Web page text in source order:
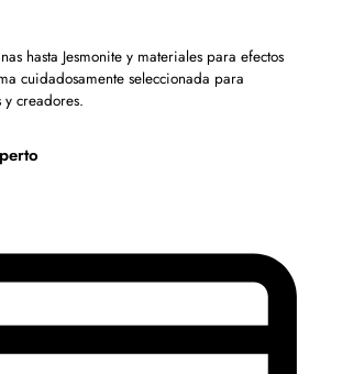
hasta Jesmonite y materiales para efectos
cuidadosamente seleccionada para
y creadores.